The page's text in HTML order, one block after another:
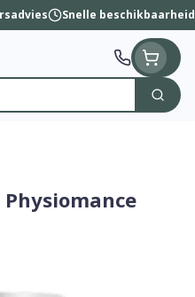
Snelle beschikbaarheid
Zoek
Physiomance